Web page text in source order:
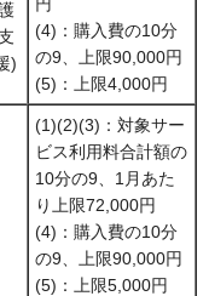
)
(4)：購入費の10分
の9、上限90,000円
(5)：上限4,000円
(1)(2)(3)：対象サー
ビス利用料合計額の
10分の9、1月あた
り上限72,000円
(4)：購入費の10分
の9、上限90,000円
(5)：上限5,000円